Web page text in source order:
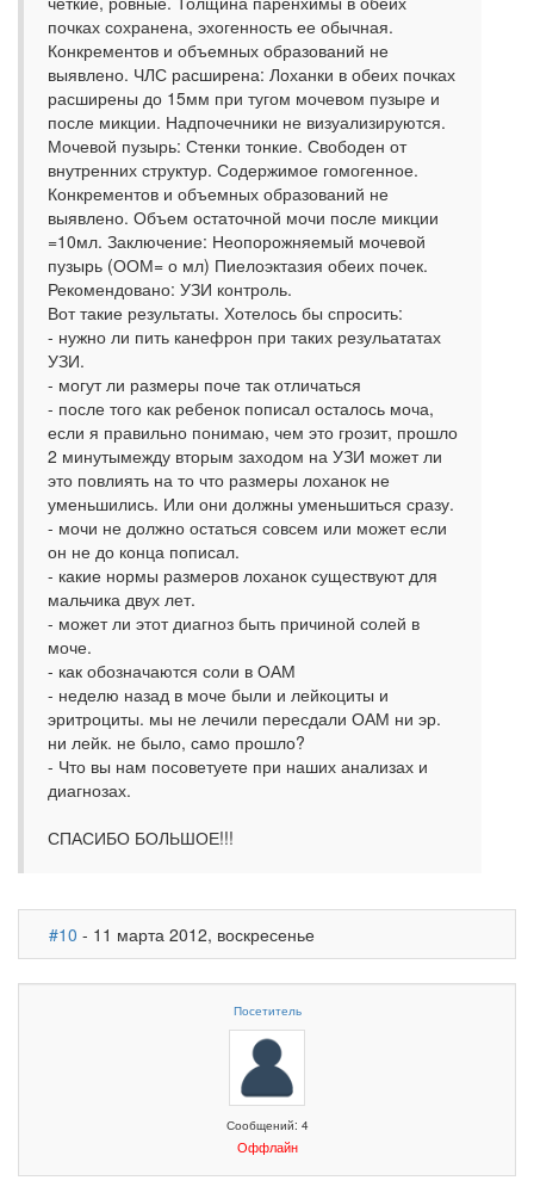
почках сохранена, эхогенность ее обычная.
Конкрементов и объемных образований не
выявлено. ЧЛС расширена: Лоханки в обеих почках
расширены до 15мм при тугом мочевом пузыре и
после микции. Надпочечники не визуализируются.
Мочевой пузырь: Стенки тонкие. Свободен от
внутренних структур. Содержимое гомогенное.
Конкрементов и объемных образований не
выявлено. Объем остаточной мочи после микции
=10мл. Заключение: Неопорожняемый мочевой
пузырь (ООМ= о мл) Пиелоэктазия обеих почек.
Рекомендовано: УЗИ контроль.
Вот такие результаты. Хотелось бы спросить:
- нужно ли пить канефрон при таких резульататах
УЗИ.
- могут ли размеры поче так отличаться
- после того как ребенок пописал осталось моча,
если я правильно понимаю, чем это грозит, прошло
2 минутымежду вторым заходом на УЗИ может ли
это повлиять на то что размеры лоханок не
уменьшились. Или они должны уменьшиться сразу.
- мочи не должно остаться совсем или может если
он не до конца пописал.
- какие нормы размеров лоханок существуют для
мальчика двух лет.
- может ли этот диагноз быть причиной солей в
моче.
- как обозначаются соли в ОАМ
- неделю назад в моче были и лейкоциты и
эритроциты. мы не лечили пересдали ОАМ ни эр.
ни лейк. не было, само прошло?
- Что вы нам посоветуете при наших анализах и
диагнозах.
СПАСИБО БОЛЬШОЕ!!!
#10 - 11 марта 2012, воскресенье
Посетитель
Сообщений: 4
Оффлайн